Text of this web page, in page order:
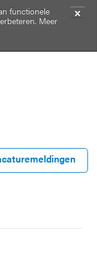
functionele
Meer
✕
mobiele